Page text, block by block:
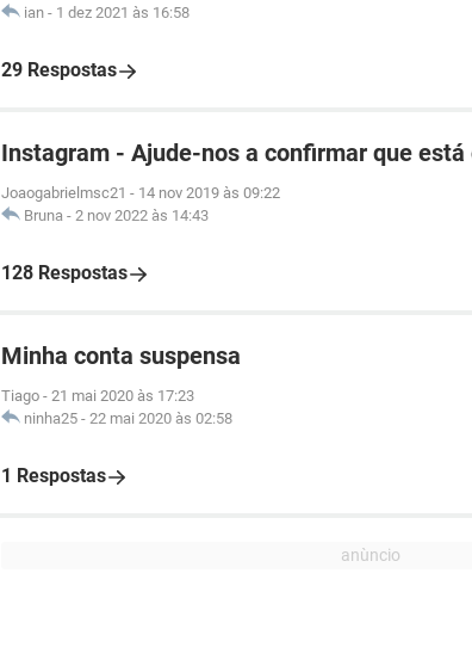
ian - 1 dez 2021 às 16:58
29 Respostas
Instagram - Ajude-nos a confirmar que está
Joaogabrielmsc21 - 14 nov 2019 às 09:22
Bruna - 2 nov 2022 às 14:43
128 Respostas
Minha conta suspensa
Tiago - 21 mai 2020 às 17:23
ninha25 - 22 mai 2020 às 02:58
1 Respostas